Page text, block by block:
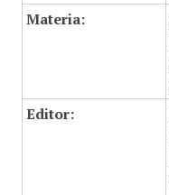
Materia:
Editor: